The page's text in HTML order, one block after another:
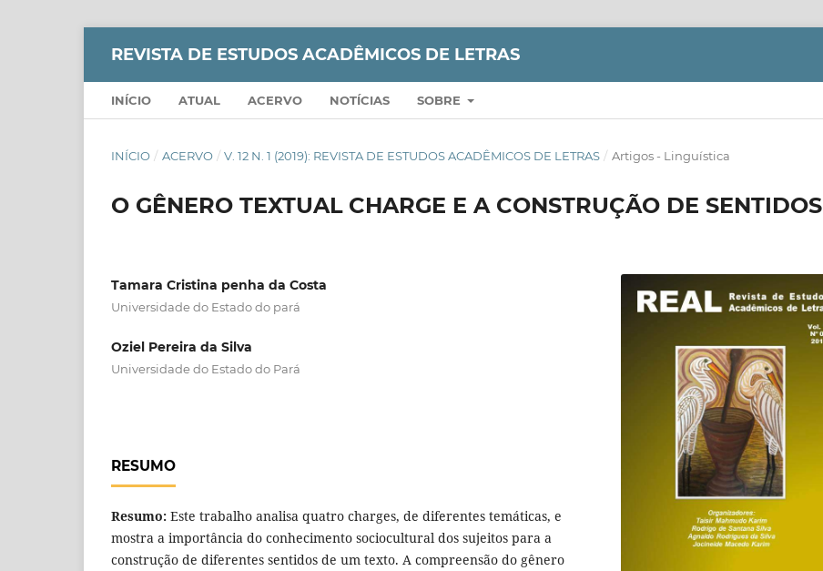
REVISTA DE ESTUDOS ACADÊMICOS DE LETRAS
INÍCIO ATUAL ACERVO NOTÍCIAS SOBRE
INÍCIO / ACERVO / V. 12 N. 1 (2019): REVISTA DE ESTUDOS ACADÊMICOS DE LETRAS / Artigos - Linguística
O GÊNERO TEXTUAL CHARGE E A CONSTRUÇÃO DE SENTIDOS
Tamara Cristina penha da Costa
Universidade do Estado do pará
Oziel Pereira da Silva
Universidade do Estado do Pará
RESUMO
Resumo: Este trabalho analisa quatro charges, de diferentes temáticas, e
mostra a importância do conhecimento sociocultural dos sujeitos para a
construção de diferentes sentidos de um texto. A compreensão do gênero